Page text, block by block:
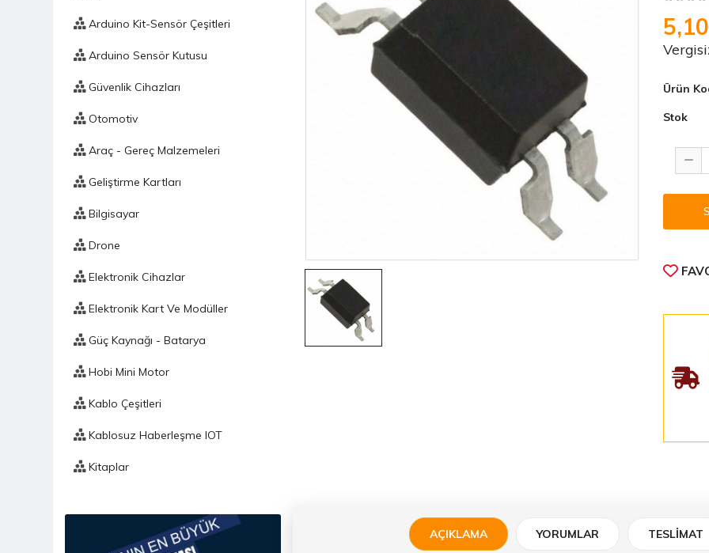
Arduino Kit-Sensör Çeşitleri
Arduino Sensör Kutusu
Güvenlik Cihazları
Otomotiv
Araç - Gereç Malzemeleri
Geliştirme Kartları
Bilgisayar
Drone
Elektronik Cihazlar
Elektronik Kart Ve Modüller
Güç Kaynağı - Batarya
Hobi Mini Motor
Kablo Çeşitleri
Kablosuz Haberleşme IOT
Kitaplar
Ürün
Stok
AÇIKLAMA YORUMLAR TESLIMAT